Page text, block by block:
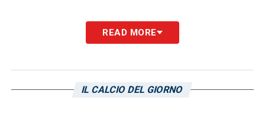
«Mi è dispiaciuto che qualcuno mi
prendesse un po’ di mira, si sono create
per esempio, sembrava che volessi più soldi
READ MORE
IL CALCIO DEL GIORNO